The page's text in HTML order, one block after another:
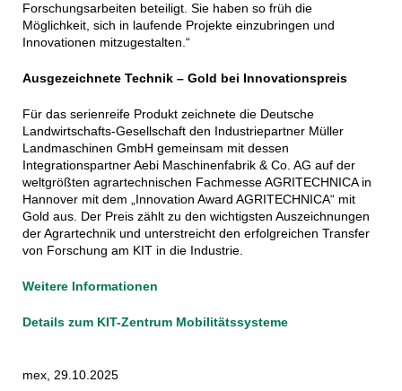
Forschungsarbeiten beteiligt. Sie haben so früh die
Möglichkeit, sich in laufende Projekte einzubringen und
Innovationen mitzugestalten.“
Ausgezeichnete Technik – Gold bei Innovationspreis
Für das serienreife Produkt zeichnete die Deutsche
Landwirtschafts-Gesellschaft den Industriepartner Müller
Landmaschinen GmbH gemeinsam mit dessen
Integrationspartner Aebi Maschinenfabrik & Co. AG auf der
weltgrößten agrartechnischen Fachmesse AGRITECHNICA in
Hannover mit dem „Innovation Award AGRITECHNICA“ mit
Gold aus. Der Preis zählt zu den wichtigsten Auszeichnungen
der Agrartechnik und unterstreicht den erfolgreichen Transfer
von Forschung am KIT in die Industrie.
Weitere Informationen
Details zum KIT-Zentrum Mobilitätssysteme
mex, 29.10.2025